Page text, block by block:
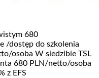
680
/dostęp do szkolenia
osoba W siedzibie TSL
680 PLN/netto/osoba
z EFS